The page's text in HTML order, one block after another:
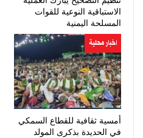
الاستباقية النوعية للقوات
المسلحة اليمنية
اخبار محلية
أمسية ثقافية للقطاع السمكي
في الحديدة بذكرى المولد